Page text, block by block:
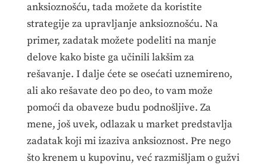
anksioznošću, tada možete da koristite
strategije za upravljanje anksioznošću. Na
primer, zadatak možete podeliti na manje
delove kako biste ga učinili lakšim za
rešavanje. I dalje ćete se osećati uznemireno,
ali ako rešavate deo po deo, to vam može
pomoći da obaveze budu podnošljive. Za
mene, još uvek, odlazak u market predstavlja
zadatak koji mi izaziva anksioznost. Pre nego
što krenem u kupovinu, već razmišljam o gužvi